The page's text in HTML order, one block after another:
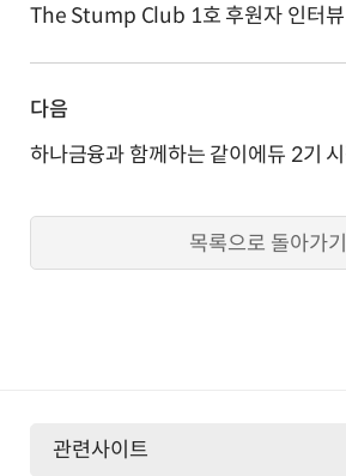
The Stump Club 1호 후원자 인터뷰
다음
하나금융과 함께하는 같이에듀 2기
목록으로 돌아가기
관련사이트